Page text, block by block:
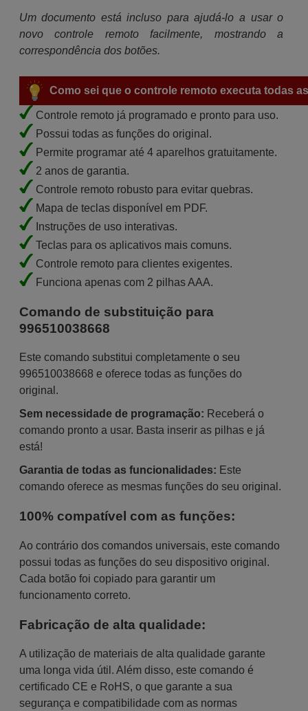
Um documento está incluso para ajudá-lo a usar o
novo controle remoto facilmente, mostrando a
correspondência dos botões.
Como sei que o controle remoto executa todas
Controle remoto já programado e pronto para uso.
Possui todas as funções do original.
Permite programar até 4 aparelhos gratuitamente.
2 anos de garantia.
Controle remoto robusto para evitar quebras.
Mapa de teclas disponível em PDF.
Instruções de uso interativas.
Teclas para os aplicativos mais comuns.
Controle remoto para clientes exigentes.
Funciona apenas com 2 pilhas AAA.
Comando de substituição para
996510038668
Este comando substitui completamente o seu
996510038668 e oferece todas as funções do
original.
Sem necessidade de programação: Receberá o
comando pronto a usar. Basta inserir as pilhas e já
está!
Garantia de todas as funcionalidades: Este
comando oferece as mesmas funções do seu original.
100% compatível com as funções:
Ao contrário dos comandos universais, este comando
possui todas as funções do seu dispositivo original.
Cada botão foi copiado para garantir um
funcionamento correto.
Fabricação de alta qualidade:
A utilização de materiais de alta qualidade garante
uma longa vida útil. Além disso, este comando é
certificado CE e RoHS, o que garante a sua
segurança e compatibilidade com as normas